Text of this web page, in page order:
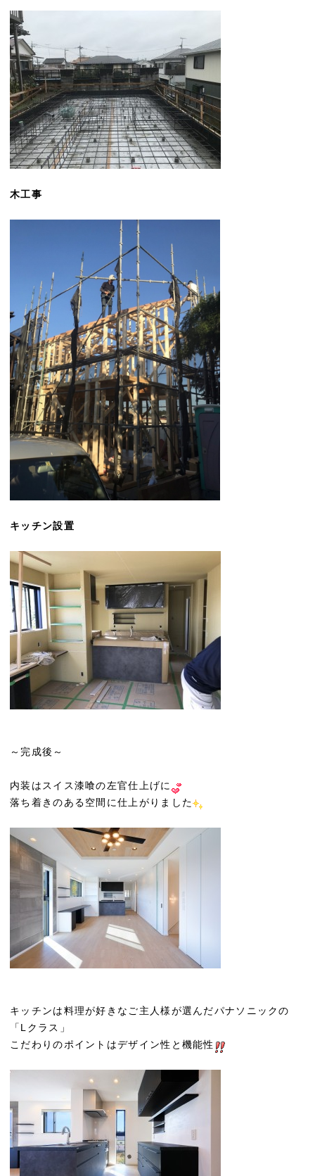
木工事
キッチン設置
～完成後～
内装はスイス漆喰の左官仕上げに
落ち着きのある空間に仕上がりました
キッチンは料理が好きなご主人様が選んだパナソニックの
「Lクラス」
こだわりのポイントはデザイン性と機能性